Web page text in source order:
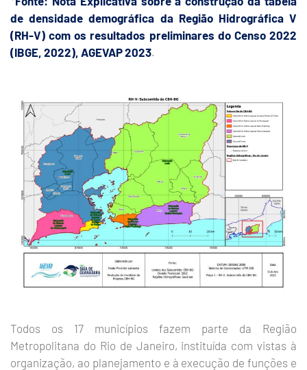
de densidade demográfica da Região Hidrográfica V
(RH-V) com os resultados preliminares do Censo 2022
(IBGE, 2022), AGEVAP 2023.
Todos os 17 municípios fazem parte da Região
Metropolitana do Rio de Janeiro, instituída com vistas à
organização, ao planejamento e à execução de funções e